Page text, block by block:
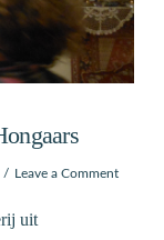
Leave a Comment
uit